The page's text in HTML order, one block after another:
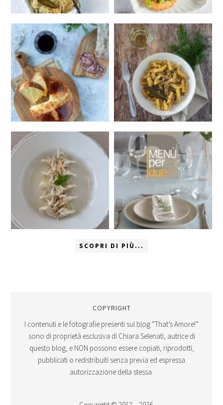
SCOPRI DI PIÙ...
COPYRIGHT
I contenuti e le fotografie presenti sul blog “That’s Amore!”
sono di proprietà esclusiva di Chiara Selenati, autrice di
questo blog, e NON possono essere copiati, riprodotti,
pubblicati o redistribuiti senza previa ed espressa
autorizzazione della stessa.